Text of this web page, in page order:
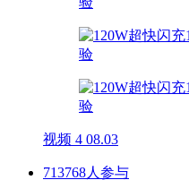
视频 4 08.03
713768人参与